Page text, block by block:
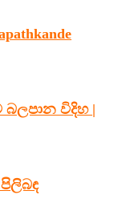
බලපාන විදිහ |